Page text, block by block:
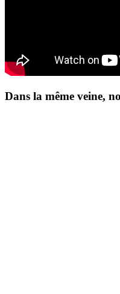
Dans la même veine,